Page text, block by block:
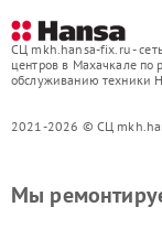
СЦ mkh.hansa-fix.ru -
центров в Махачкале по
обслуживанию техники
2021-2026 © СЦ
Мы